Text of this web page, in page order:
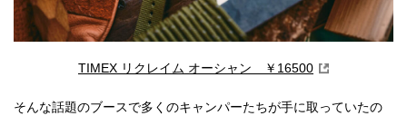
TIMEX リクレイム オーシャン ￥16500
そんな話題のブースで多くのキャンパーたちが手に取っていたの